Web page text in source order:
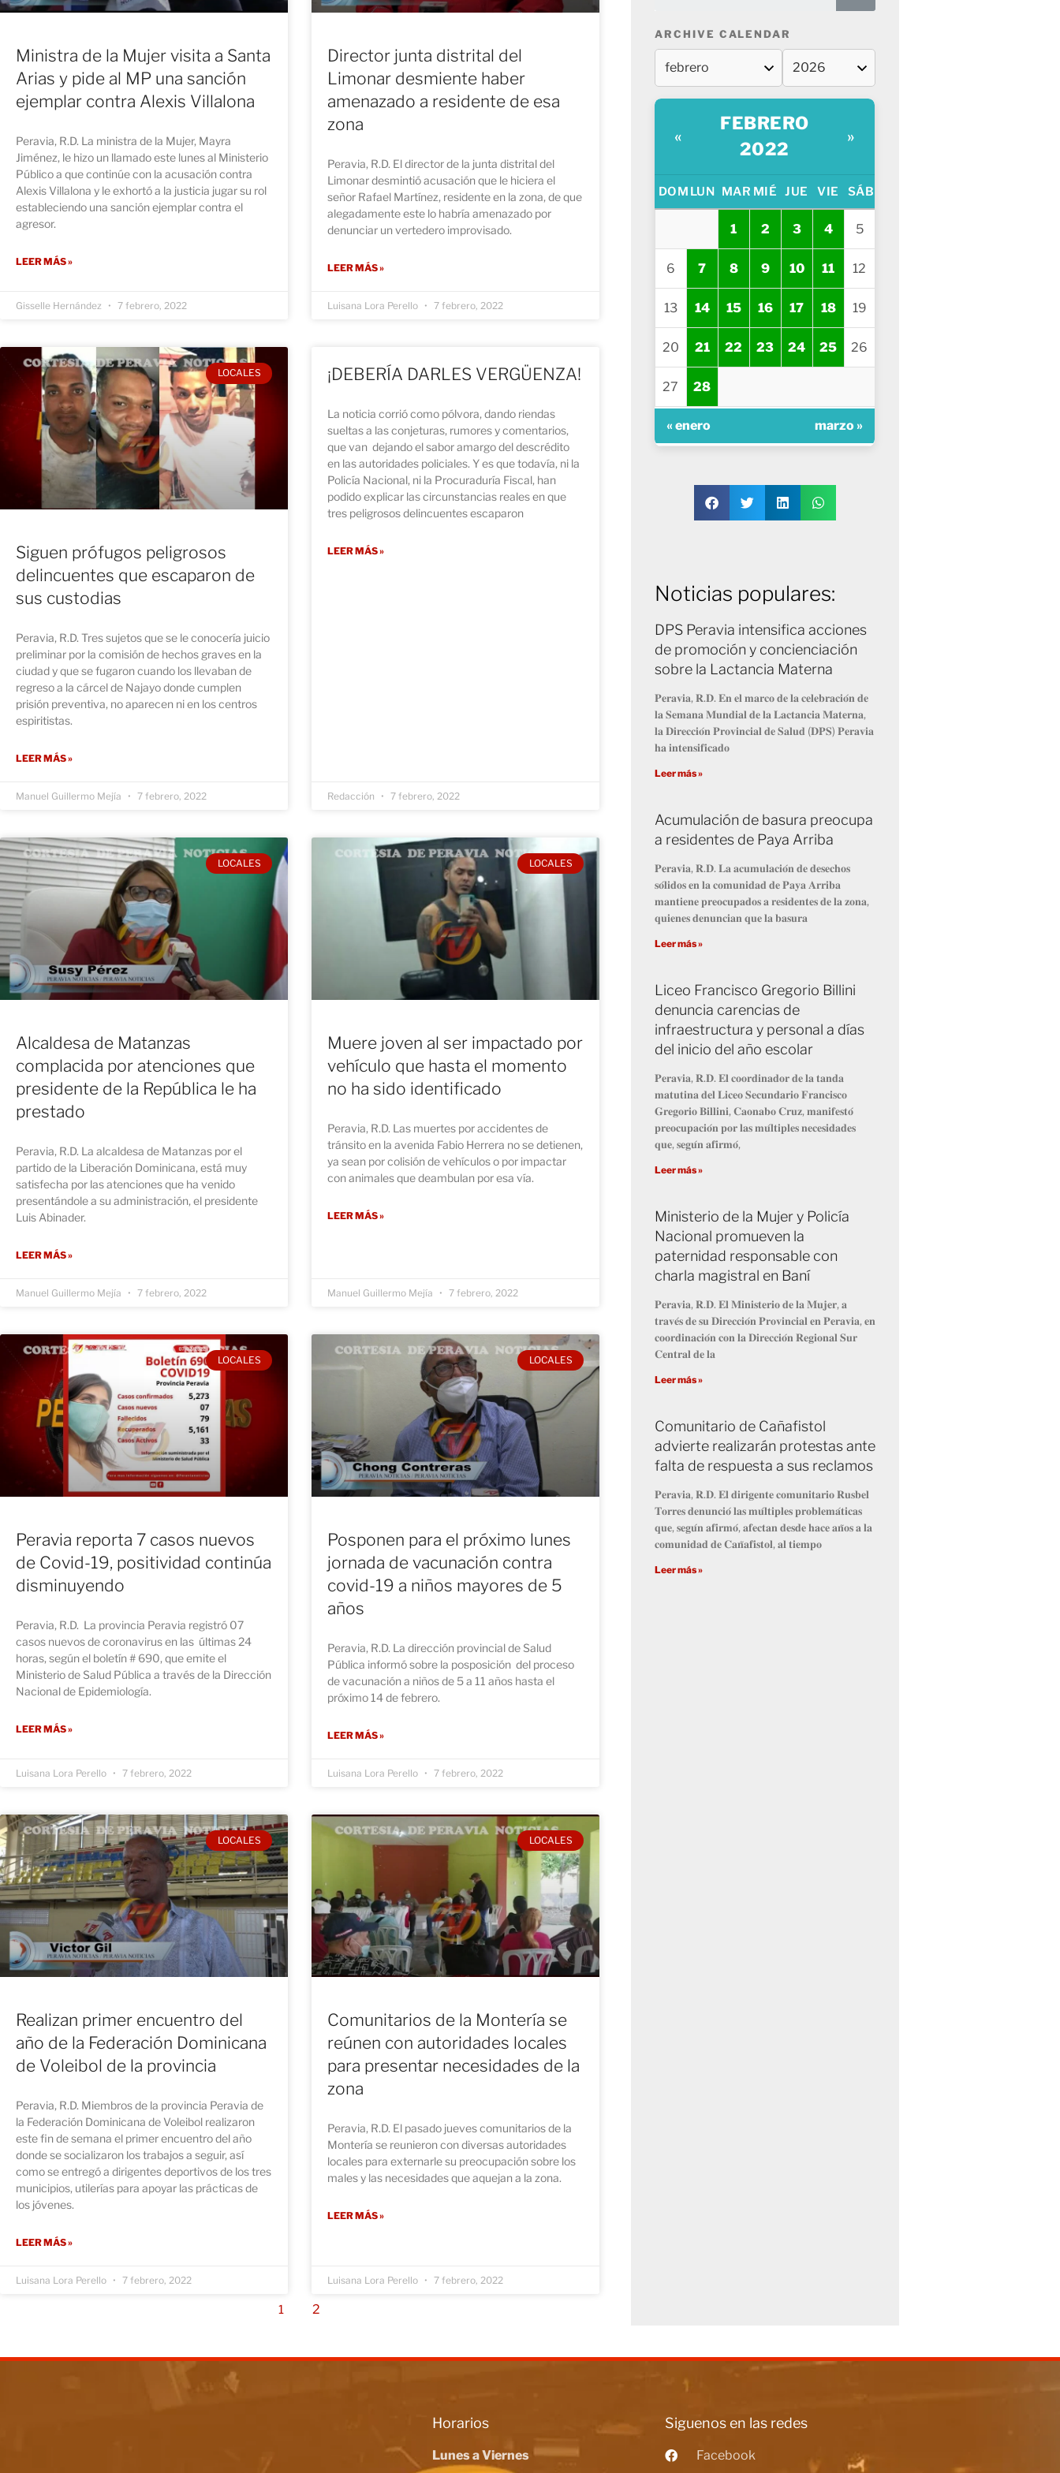
Ministra de la Mujer visita a Santa
Arias y pide al MP una sanción
ejemplar contra Alexis Villalona
Peravia, R.D. La ministra de la Mujer, Mayra
Jiménez, le hizo un llamado este lunes al Ministerio
Público a que continúe con la acusación contra
Alexis Villalona y le exhortó a la justicia jugar su rol
estableciendo una sanción ejemplar contra el
agresor.
LEER MÁS »
Gisselle Hernández 7 febrero, 2022
Director junta distrital del
Limonar desmiente haber
amenazado a residente de esa
zona
Peravia, R.D. El director de la junta distrital del
Limonar desmintió acusación que le hiciera el
señor Rafael Martínez, residente en la zona, de que
alegadamente este lo habría amenazado por
denunciar un vertedero improvisado.
LEER MÁS »
Luisana Lora Perello 7 febrero, 2022
LOCALES
Siguen prófugos peligrosos
delincuentes que escaparon de
sus custodias
Peravia, R.D. Tres sujetos que se le conocería juicio
preliminar por la comisión de hechos graves en la
ciudad y que se fugaron cuando los llevaban de
regreso a la cárcel de Najayo donde cumplen
prisión preventiva, no aparecen ni en los centros
espiritistas.
LEER MÁS »
Manuel Guillermo Mejía 7 febrero, 2022
¡DEBERÍA DARLES VERGÜENZA!
La noticia corrió como pólvora, dando riendas
sueltas a las conjeturas, rumores y comentarios,
que van dejando el sabor amargo del descrédito
en las autoridades policiales. Y es que todavía, ni la
Policía Nacional, ni la Procuraduría Fiscal, han
podido explicar las circunstancias reales en que
tres peligrosos delincuentes escaparon
LEER MÁS »
Redacción 7 febrero, 2022
LOCALES
Alcaldesa de Matanzas
complacida por atenciones que
presidente de la República le ha
prestado
Peravia, R.D. La alcaldesa de Matanzas por el
partido de la Liberación Dominicana, está muy
satisfecha por las atenciones que ha venido
presentándole a su administración, el presidente
Luis Abinader.
LEER MÁS »
Manuel Guillermo Mejía 7 febrero, 2022
LOCALES
Muere joven al ser impactado por
vehículo que hasta el momento
no ha sido identificado
Peravia, R.D. Las muertes por accidentes de
tránsito en la avenida Fabio Herrera no se detienen,
ya sean por colisión de vehículos o por impactar
con animales que deambulan por esa vía.
LEER MÁS »
Manuel Guillermo Mejía 7 febrero, 2022
LOCALES
Peravia reporta 7 casos nuevos
de Covid-19, positividad continúa
disminuyendo
Peravia, R.D. La provincia Peravia registró 07
casos nuevos de coronavirus en las últimas 24
horas, según el boletín # 690, que emite el
Ministerio de Salud Pública a través de la Dirección
Nacional de Epidemiología.
LEER MÁS »
Luisana Lora Perello 7 febrero, 2022
LOCALES
Posponen para el próximo lunes
jornada de vacunación contra
covid-19 a niños mayores de 5
años
Peravia, R.D. La dirección provincial de Salud
Pública informó sobre la posposición del proceso
de vacunación a niños de 5 a 11 años hasta el
próximo 14 de febrero.
LEER MÁS »
Luisana Lora Perello 7 febrero, 2022
LOCALES
Realizan primer encuentro del
año de la Federación Dominicana
de Voleibol de la provincia
Peravia, R.D. Miembros de la provincia Peravia de
la Federación Dominicana de Voleibol realizaron
este fin de semana el primer encuentro del año
donde se socializaron los trabajos a seguir, así
como se entregó a dirigentes deportivos de los tres
municipios, utilerías para apoyar las prácticas de
los jóvenes.
LEER MÁS »
Luisana Lora Perello 7 febrero, 2022
LOCALES
Comunitarios de la Montería se
reúnen con autoridades locales
para presentar necesidades de la
zona
Peravia, R.D. El pasado jueves comunitarios de la
Montería se reunieron con diversas autoridades
locales para externarle su preocupación sobre los
males y las necesidades que aquejan a la zona.
LEER MÁS »
Luisana Lora Perello 7 febrero, 2022
1 2
ARCHIVE CALENDAR
«
FEBRERO
2022
»
DOM LUN MAR MIÉ JUE VIE SÁB
1 2 3 4 5
6 7 8 9 10 11 12
13 14 15 16 17 18 19
20 21 22 23 24 25 26
27 28
« enero marzo »
Noticias populares:
DPS Peravia intensifica acciones
de promoción y concienciación
sobre la Lactancia Materna
𝐏𝐞𝐫𝐚𝐯𝐢𝐚, 𝐑.𝐃. 𝐄𝐧 𝐞𝐥 𝐦𝐚𝐫𝐜𝐨 𝐝𝐞 𝐥𝐚 𝐜𝐞𝐥𝐞𝐛𝐫𝐚𝐜𝐢𝐨́𝐧 𝐝𝐞
𝐥𝐚 𝐒𝐞𝐦𝐚𝐧𝐚 𝐌𝐮𝐧𝐝𝐢𝐚𝐥 𝐝𝐞 𝐥𝐚 𝐋𝐚𝐜𝐭𝐚𝐧𝐜𝐢𝐚 𝐌𝐚𝐭𝐞𝐫𝐧𝐚,
𝐥𝐚 𝐃𝐢𝐫𝐞𝐜𝐜𝐢𝐨́𝐧 𝐏𝐫𝐨𝐯𝐢𝐧𝐜𝐢𝐚𝐥 𝐝𝐞 𝐒𝐚𝐥𝐮𝐝 (𝐃𝐏𝐒) 𝐏𝐞𝐫𝐚𝐯𝐢𝐚
𝐡𝐚 𝐢𝐧𝐭𝐞𝐧𝐬𝐢𝐟𝐢𝐜𝐚𝐝𝐨
Leer más »
Acumulación de basura preocupa
a residentes de Paya Arriba
𝐏𝐞𝐫𝐚𝐯𝐢𝐚, 𝐑.𝐃. 𝐋𝐚 𝐚𝐜𝐮𝐦𝐮𝐥𝐚𝐜𝐢𝐨́𝐧 𝐝𝐞 𝐝𝐞𝐬𝐞𝐜𝐡𝐨𝐬
𝐬𝐨́𝐥𝐢𝐝𝐨𝐬 𝐞𝐧 𝐥𝐚 𝐜𝐨𝐦𝐮𝐧𝐢𝐝𝐚𝐝 𝐝𝐞 𝐏𝐚𝐲𝐚 𝐀𝐫𝐫𝐢𝐛𝐚
𝐦𝐚𝐧𝐭𝐢𝐞𝐧𝐞 𝐩𝐫𝐞𝐨𝐜𝐮𝐩𝐚𝐝𝐨𝐬 𝐚 𝐫𝐞𝐬𝐢𝐝𝐞𝐧𝐭𝐞𝐬 𝐝𝐞 𝐥𝐚 𝐳𝐨𝐧𝐚,
𝐪𝐮𝐢𝐞𝐧𝐞𝐬 𝐝𝐞𝐧𝐮𝐧𝐜𝐢𝐚𝐧 𝐪𝐮𝐞 𝐥𝐚 𝐛𝐚𝐬𝐮𝐫𝐚
Leer más »
Liceo Francisco Gregorio Billini
denuncia carencias de
infraestructura y personal a días
del inicio del año escolar
𝐏𝐞𝐫𝐚𝐯𝐢𝐚, 𝐑.𝐃. 𝐄𝐥 𝐜𝐨𝐨𝐫𝐝𝐢𝐧𝐚𝐝𝐨𝐫 𝐝𝐞 𝐥𝐚 𝐭𝐚𝐧𝐝𝐚
𝐦𝐚𝐭𝐮𝐭𝐢𝐧𝐚 𝐝𝐞𝐥 𝐋𝐢𝐜𝐞𝐨 𝐒𝐞𝐜𝐮𝐧𝐝𝐚𝐫𝐢𝐨 𝐅𝐫𝐚𝐧𝐜𝐢𝐬𝐜𝐨
𝐆𝐫𝐞𝐠𝐨𝐫𝐢𝐨 𝐁𝐢𝐥𝐥𝐢𝐧𝐢, 𝐂𝐚𝐨𝐧𝐚𝐛𝐨 𝐂𝐫𝐮𝐳, 𝐦𝐚𝐧𝐢𝐟𝐞𝐬𝐭𝐨́
𝐩𝐫𝐞𝐨𝐜𝐮𝐩𝐚𝐜𝐢𝐨́𝐧 𝐩𝐨𝐫 𝐥𝐚𝐬 𝐦𝐮́𝐥𝐭𝐢𝐩𝐥𝐞𝐬 𝐧𝐞𝐜𝐞𝐬𝐢𝐝𝐚𝐝𝐞𝐬
𝐪𝐮𝐞, 𝐬𝐞𝐠𝐮́𝐧 𝐚𝐟𝐢𝐫𝐦𝐨́,
Leer más »
Ministerio de la Mujer y Policía
Nacional promueven la
paternidad responsable con
charla magistral en Baní
𝐏𝐞𝐫𝐚𝐯𝐢𝐚, 𝐑.𝐃. 𝐄𝐥 𝐌𝐢𝐧𝐢𝐬𝐭𝐞𝐫𝐢𝐨 𝐝𝐞 𝐥𝐚 𝐌𝐮𝐣𝐞𝐫, 𝐚
𝐭𝐫𝐚𝐯𝐞́𝐬 𝐝𝐞 𝐬𝐮 𝐃𝐢𝐫𝐞𝐜𝐜𝐢𝐨́𝐧 𝐏𝐫𝐨𝐯𝐢𝐧𝐜𝐢𝐚𝐥 𝐞𝐧 𝐏𝐞𝐫𝐚𝐯𝐢𝐚, 𝐞𝐧
𝐜𝐨𝐨𝐫𝐝𝐢𝐧𝐚𝐜𝐢𝐨́𝐧 𝐜𝐨𝐧 𝐥𝐚 𝐃𝐢𝐫𝐞𝐜𝐜𝐢𝐨́𝐧 𝐑𝐞𝐠𝐢𝐨𝐧𝐚𝐥 𝐒𝐮𝐫
𝐂𝐞𝐧𝐭𝐫𝐚𝐥 𝐝𝐞 𝐥𝐚
Leer más »
Comunitario de Cañafistol
advierte realizarán protestas ante
falta de respuesta a sus reclamos
𝐏𝐞𝐫𝐚𝐯𝐢𝐚, 𝐑.𝐃. 𝐄𝐥 𝐝𝐢𝐫𝐢𝐠𝐞𝐧𝐭𝐞 𝐜𝐨𝐦𝐮𝐧𝐢𝐭𝐚𝐫𝐢𝐨 𝐑𝐮𝐬𝐛𝐞𝐥
𝐓𝐨𝐫𝐫𝐞𝐬 𝐝𝐞𝐧𝐮𝐧𝐜𝐢𝐨́ 𝐥𝐚𝐬 𝐦𝐮́𝐥𝐭𝐢𝐩𝐥𝐞𝐬 𝐩𝐫𝐨𝐛𝐥𝐞𝐦𝐚́𝐭𝐢𝐜𝐚𝐬
𝐪𝐮𝐞, 𝐬𝐞𝐠𝐮́𝐧 𝐚𝐟𝐢𝐫𝐦𝐨́, 𝐚𝐟𝐞𝐜𝐭𝐚𝐧 𝐝𝐞𝐬𝐝𝐞 𝐡𝐚𝐜𝐞 𝐚𝐧̃𝐨𝐬 𝐚 𝐥𝐚
𝐜𝐨𝐦𝐮𝐧𝐢𝐝𝐚𝐝 𝐝𝐞 𝐂𝐚𝐧̃𝐚𝐟𝐢𝐬𝐭𝐨𝐥, 𝐚𝐥 𝐭𝐢𝐞𝐦𝐩𝐨
Leer más »
Horarios
Lunes a Viernes
Siguenos en las redes
Facebook